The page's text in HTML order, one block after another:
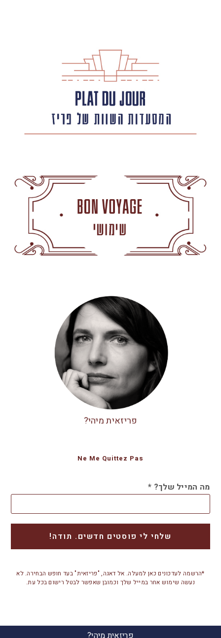
פריזאית מיהי?
Ne Me Quittez Pas
מה המייל שלך? *
*הרשמה לעדכונים כאן למעלה. אל דאגה, "פריזאית" בעד חופש הבחירה. לא
נעשה שימוש אחר במייל שלך וכמובן שאפשר לבטל רישום בכל עת.
פריזאית מיהי?